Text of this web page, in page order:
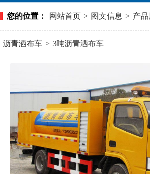
您的位置： 网站首页 > 图文信息 > 产
沥青洒布车 > 3吨沥青洒布车